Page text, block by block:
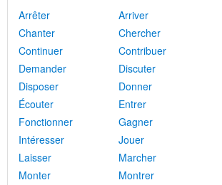
Arrêter
Arriver
Chanter
Chercher
Continuer
Contribuer
Demander
Discuter
Disposer
Donner
Écouter
Entrer
Fonctionner
Gagner
Intéresser
Jouer
Laisser
Marcher
Monter
Montrer